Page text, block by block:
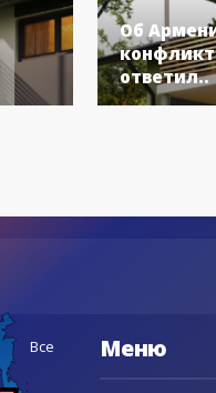
Об
ответил..
Все Меню